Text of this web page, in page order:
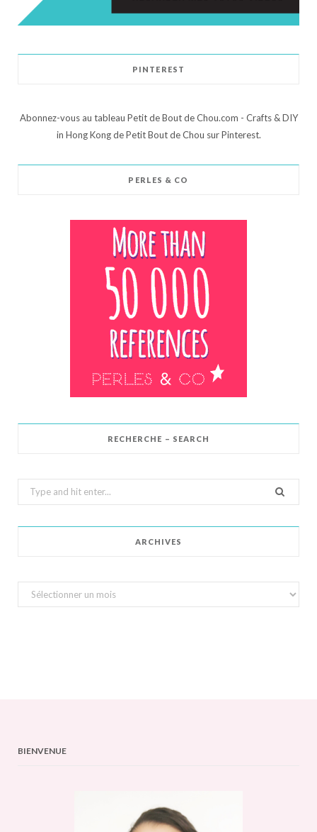
PINTEREST
Abonnez-vous au tableau Petit de Bout de Chou.com - Crafts & DIY
in Hong Kong de Petit Bout de Chou sur Pinterest.
PERLES & CO
RECHERCHE – SEARCH
Search
for:
ARCHIVES
Archives
BIENVENUE